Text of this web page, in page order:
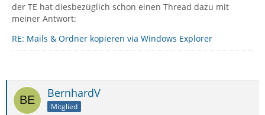
der TE hat diesbezüglich schon einen Thread dazu mit
meiner Antwort:
RE: Mails & Ordner kopieren via Windows Explorer
BernhardV
Mitglied